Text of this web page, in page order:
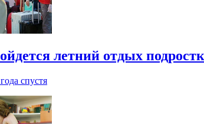
летний отдых
спустя